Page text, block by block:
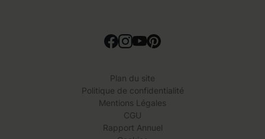
Plan du site
Politique de confidentialité
Mentions Légales
CGU
Rapport Annuel